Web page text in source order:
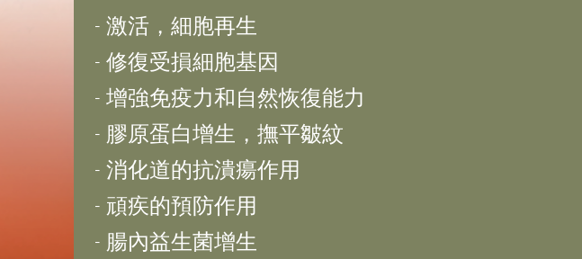
- 激活，細胞再生
- 修復受損細胞基因
- 增強免疫力和自然恢復能力
- 膠原蛋白增生，撫平皺紋
- 消化道的抗潰瘍作用
- 頑疾的預防作用
- 腸內益生菌增生